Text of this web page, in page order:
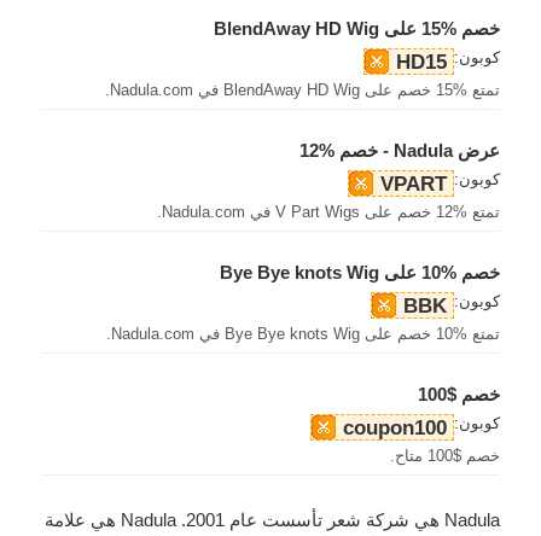
خصم %15 على BlendAway HD Wig
كوبون: HD15
تمتع %15 خصم على BlendAway HD Wig في Nadula.com.
عرض Nadula - خصم %12
كوبون: VPART
تمتع %12 خصم على V Part Wigs في Nadula.com.
خصم %10 على Bye Bye knots Wig
كوبون: BBK
تمتع %10 خصم على Bye Bye knots Wig في Nadula.com.
خصم $100
كوبون: coupon100
خصم $100 متاح.
Nadula هي شركة شعر تأسست عام 2001. Nadula هي علامة